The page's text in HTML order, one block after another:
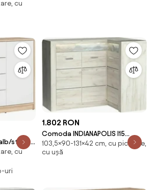
cu
alb/stejar
cu
uri
1.802 RON
Comoda INDIANAPOLIS I15
dreapta, stejar craft alb, PAL
laminat, cu 3 u
103,5×90-131×42 cm, cu picioare,
cu ușă